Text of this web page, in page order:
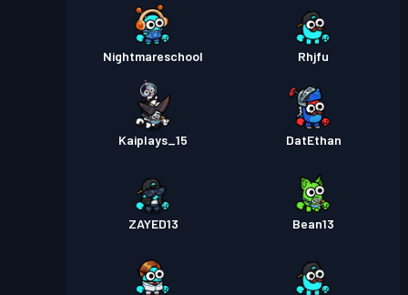
Nightmareschool Rhjfu
Kaiplays_15 DatEthan
ZAYED13 Bean13